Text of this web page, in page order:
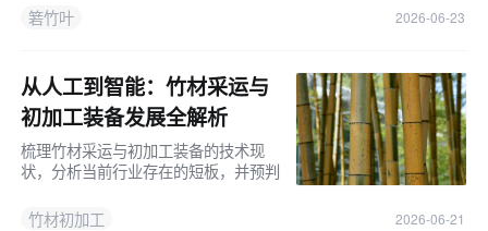
维度给出产业升级路径。
箬竹叶 2026-06-23
从人工到智能：竹材采运与
初加工装备发展全解析
梳理竹材采运与初加工装备的技术现
状，分析当前行业存在的短板，并预判
竹材初加工
2026-06-21